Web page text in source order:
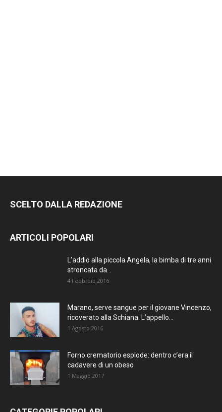
SCELTO DALLA REDAZIONE
ARTICOLI POPOLARI
L’addio alla piccola Angela, la bimba di tre anni
stroncata da...
4 Febbraio 2016
Marano, serve sangue per il giovane Vincenzo,
ricoverato alla Schiana. L’appello...
1 Agosto 2016
Forno crematorio esplode: dentro c’era il
cadavere di un obeso
1 Maggio 2017